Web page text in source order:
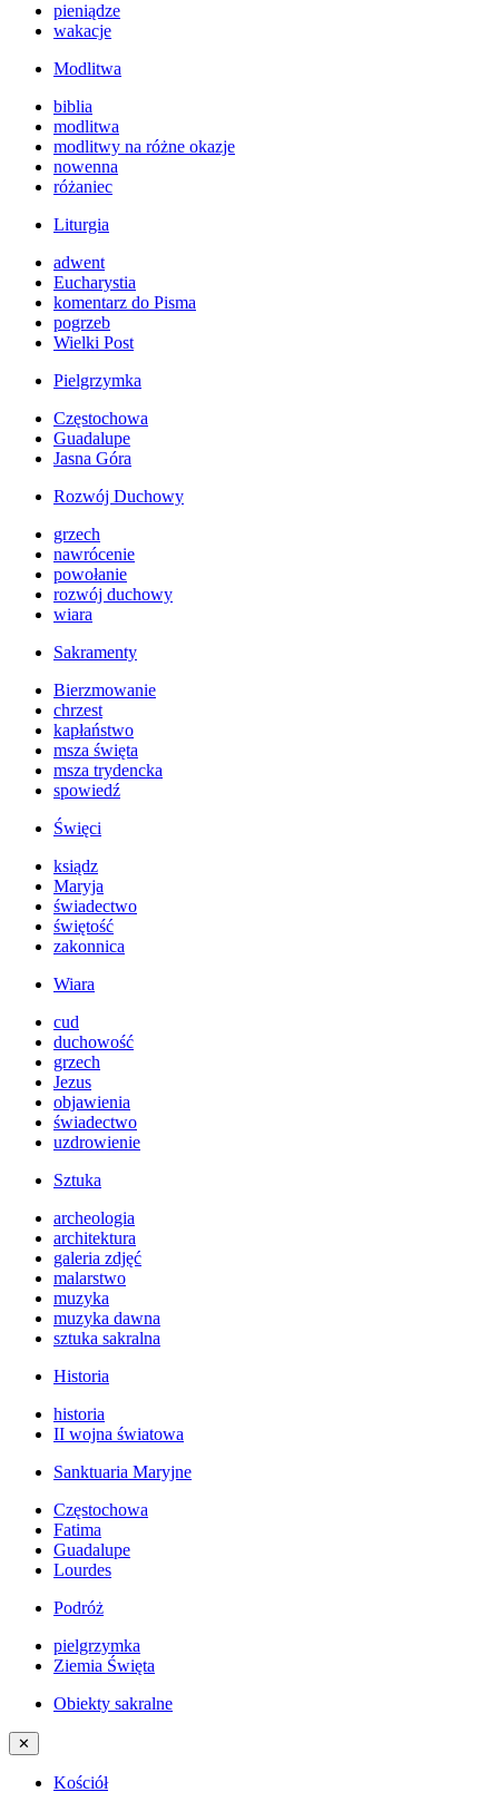
pieniądze
wakacje
Modlitwa
biblia
modlitwa
modlitwy na różne okazje
nowenna
różaniec
Liturgia
adwent
Eucharystia
komentarz do Pisma
pogrzeb
Wielki Post
Pielgrzymka
Częstochowa
Guadalupe
Jasna Góra
Rozwój Duchowy
grzech
nawrócenie
powołanie
rozwój duchowy
wiara
Sakramenty
Bierzmowanie
chrzest
kapłaństwo
msza święta
msza trydencka
spowiedź
Święci
ksiądz
Maryja
świadectwo
świętość
zakonnica
Wiara
cud
duchowość
grzech
Jezus
objawienia
świadectwo
uzdrowienie
Sztuka
archeologia
architektura
galeria zdjęć
malarstwo
muzyka
muzyka dawna
sztuka sakralna
Historia
historia
II wojna światowa
Sanktuaria Maryjne
Częstochowa
Fatima
Guadalupe
Lourdes
Podróż
pielgrzymka
Ziemia Święta
Obiekty sakralne
✕
Kościół